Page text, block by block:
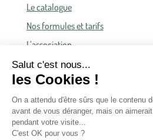
Le catalogue
Nos formules et tarifs
L’association
Politique de confidentialité
Conditions générales de vente
Conditions générales d’accès et